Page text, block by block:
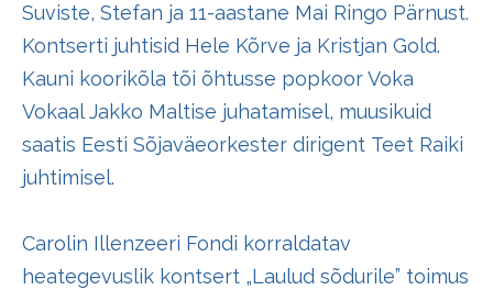
Suviste, Stefan ja 11-aastane Mai Ringo Pärnust.
Kontserti juhtisid Hele Kõrve ja Kristjan Gold.
Kauni koorikõla tõi õhtusse popkoor Voka
Vokaal Jakko Maltise juhatamisel, muusikuid
saatis Eesti Sõjaväeorkester dirigent Teet Raiki
juhtimisel.
Carolin Illenzeeri Fondi korraldatav
heategevuslik kontsert „Laulud sõdurile” toimus